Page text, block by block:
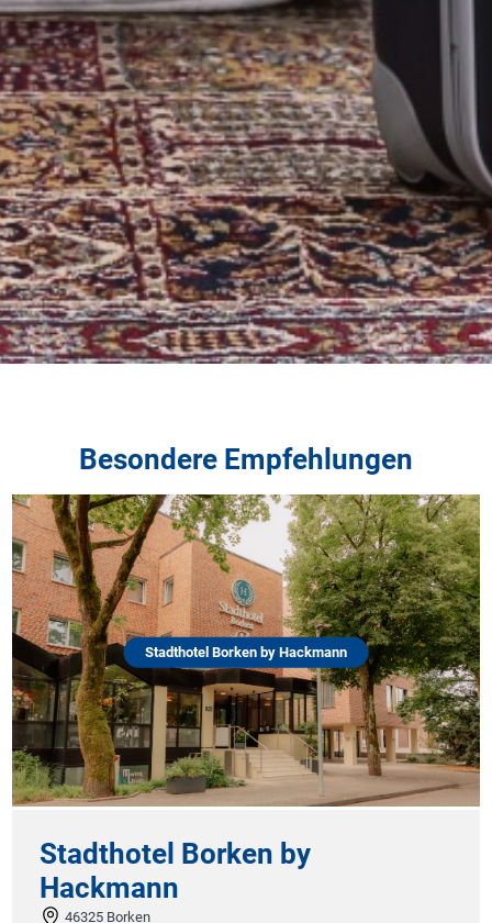
Besondere Empfehlungen
Stadthotel Borken by Hackmann
Stadthotel Borken by
Hackmann
46325 Borken